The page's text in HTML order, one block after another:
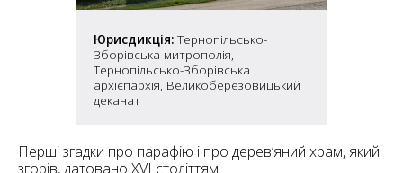
Юрисдикція: Тернопільсько-
Зборівська митрополія,
Тернопільсько-Зборівська
архієпархія, Великоберезовицький
деканат
Перші згадки про парафію і про дерев’яний храм, який
згорів, датовано XVI століттям.
37
11